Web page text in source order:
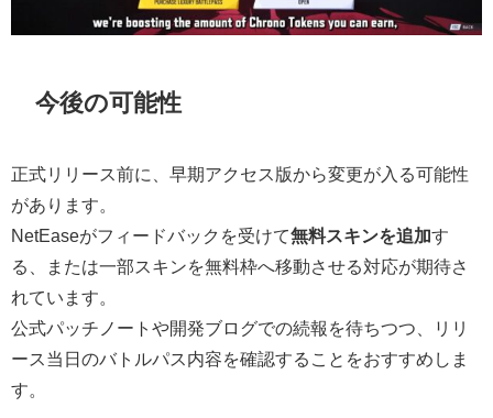
今後の可能性
正式リリース前に、早期アクセス版から変更が入る可能性
があります。
NetEaseがフィードバックを受けて無料スキンを追加す
る、または一部スキンを無料枠へ移動させる対応が期待さ
れています。
公式パッチノートや開発ブログでの続報を待ちつつ、リリ
ース当日のバトルパス内容を確認することをおすすめしま
す。